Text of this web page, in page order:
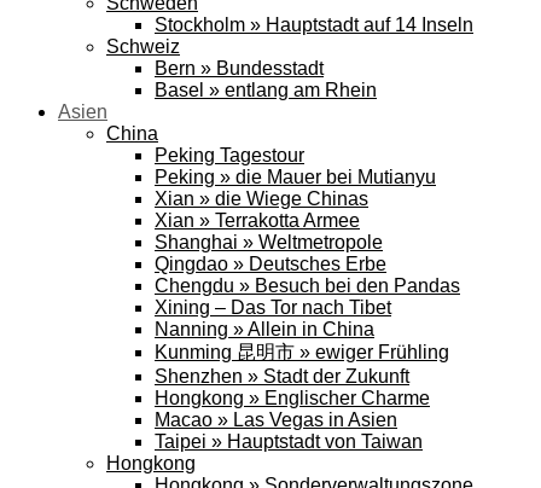
Stockholm » Hauptstadt auf 14 Inseln
Schweiz
Bern » Bundesstadt
Basel » entlang am Rhein
Asien
China
Peking Tagestour
Peking » die Mauer bei Mutianyu
Xian » die Wiege Chinas
Xian » Terrakotta Armee
Shanghai » Weltmetropole
Qingdao » Deutsches Erbe
Chengdu » Besuch bei den Pandas
Xining – Das Tor nach Tibet
Nanning » Allein in China
Kunming 昆明市 » ewiger Frühling
Shenzhen » Stadt der Zukunft
Hongkong » Englischer Charme
Macao » Las Vegas in Asien
Taipei » Hauptstadt von Taiwan
Hongkong